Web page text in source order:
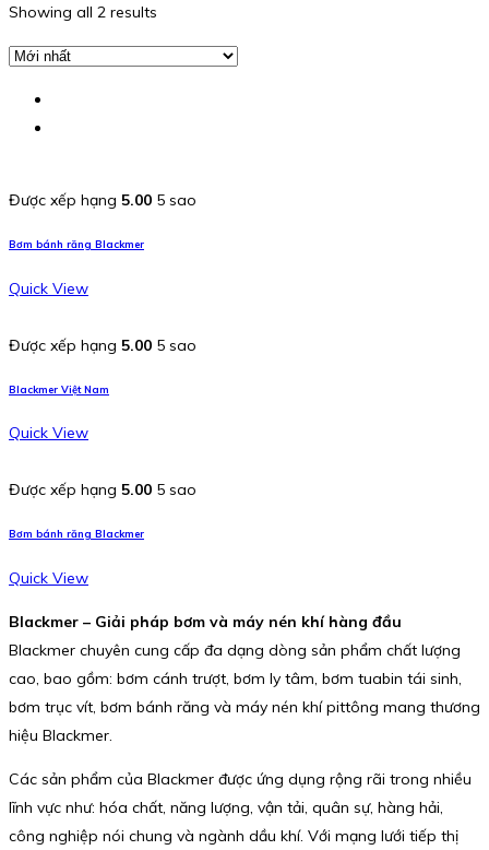
Showing all 2 results
Được xếp hạng 5.00 5 sao
Bơm bánh răng Blackmer
Quick View
Được xếp hạng 5.00 5 sao
Blackmer Việt Nam
Quick View
Được xếp hạng 5.00 5 sao
Bơm bánh răng Blackmer
Quick View
Blackmer – Giải pháp bơm và máy nén khí hàng đầu
Blackmer chuyên cung cấp đa dạng dòng sản phẩm chất lượng
cao, bao gồm: bơm cánh trượt, bơm ly tâm, bơm tuabin tái sinh,
bơm trục vít, bơm bánh răng và máy nén khí pittông mang thương
hiệu Blackmer.
Các sản phẩm của Blackmer được ứng dụng rộng rãi trong nhiều
lĩnh vực như: hóa chất, năng lượng, vận tải, quân sự, hàng hải,
công nghiệp nói chung và ngành dầu khí. Với mạng lưới tiếp thị